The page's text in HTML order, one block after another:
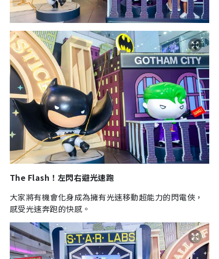
The Flash！左閃右避光速跑
大家將有機會化身成為擁有光速移動超能力的閃電俠，
感受光速奔跑的快感。